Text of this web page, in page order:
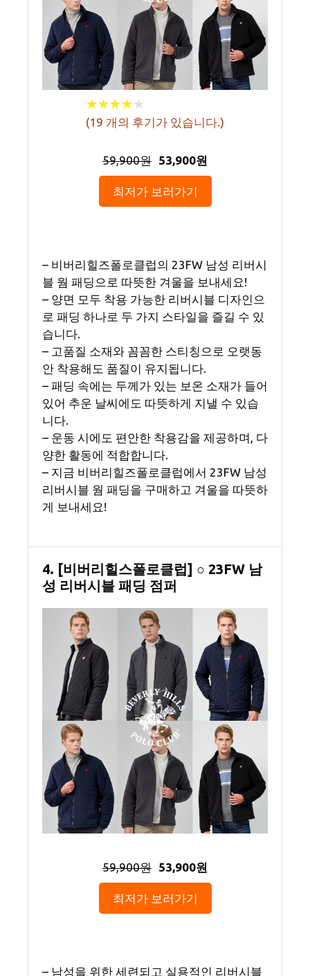
★★★★★
★★★★★
(19 개의 후기가 있습니다.)
59,900원 53,900원
최저가 보러가기
– 비버리힐즈폴로클럽의 23FW 남성 리버시
블 웜 패딩으로 따뜻한 겨울을 보내세요!
– 양면 모두 착용 가능한 리버시블 디자인으
로 패딩 하나로 두 가지 스타일을 즐길 수 있
습니다.
– 고품질 소재와 꼼꼼한 스티칭으로 오랫동
안 착용해도 품질이 유지됩니다.
– 패딩 속에는 두께가 있는 보온 소재가 들어
있어 추운 날씨에도 따뜻하게 지낼 수 있습
니다.
– 운동 시에도 편안한 착용감을 제공하며, 다
양한 활동에 적합합니다.
– 지금 비버리힐즈폴로클럽에서 23FW 남성
리버시블 웜 패딩을 구매하고 겨울을 따뜻하
게 보내세요!
4. [비버리힐스폴로클럽] ○ 23FW 남
성 리버시블 패딩 점퍼
59,900원 53,900원
최저가 보러가기
– 남성을 위한 세련되고 실용적인 리버시블